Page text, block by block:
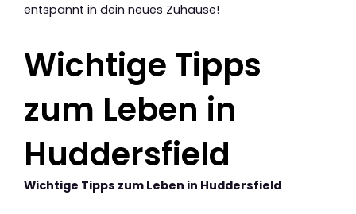
entspannt in dein neues Zuhause!
Wichtige Tipps
zum Leben in
Huddersfield
Wichtige Tipps zum Leben in Huddersfield